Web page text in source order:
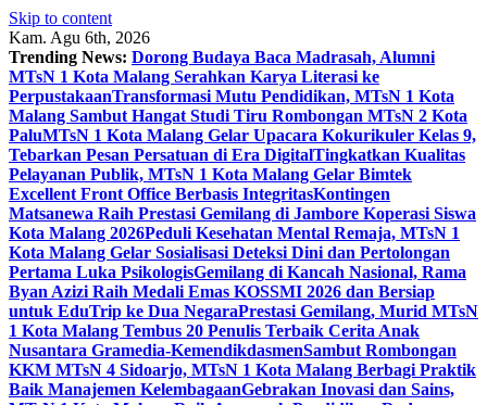
Skip to content
Kam. Agu 6th, 2026
Trending News: Dorong Budaya Baca Madrasah, Alumni
MTsN 1 Kota Malang Serahkan Karya Literasi ke
PerpustakaanTransformasi Mutu Pendidikan, MTsN 1 Kota
Malang Sambut Hangat Studi Tiru Rombongan MTsN 2 Kota
PaluMTsN 1 Kota Malang Gelar Upacara Kokurikuler Kelas 9,
Tebarkan Pesan Persatuan di Era DigitalTingkatkan Kualitas
Pelayanan Publik, MTsN 1 Kota Malang Gelar Bimtek
Excellent Front Office Berbasis IntegritasKontingen
Matsanewa Raih Prestasi Gemilang di Jambore Koperasi Siswa
Kota Malang 2026Peduli Kesehatan Mental Remaja, MTsN 1
Kota Malang Gelar Sosialisasi Deteksi Dini dan Pertolongan
Pertama Luka PsikologisGemilang di Kancah Nasional, Rama
Byan Azizi Raih Medali Emas KOSSMI 2026 dan Bersiap
untuk EduTrip ke Dua NegaraPrestasi Gemilang, Murid MTsN
1 Kota Malang Tembus 20 Penulis Terbaik Cerita Anak
Nusantara Gramedia-KemendikdasmenSambut Rombongan
KKM MTsN 4 Sidoarjo, MTsN 1 Kota Malang Berbagi Praktik
Baik Manajemen KelembagaanGebrakan Inovasi dan Sains,